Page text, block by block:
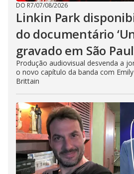
DO R7/07/08/2026
Linkin Park
do documentário
gravado em São
Produção audiovisual desvenda a
o novo capítulo da banda com
Brittain